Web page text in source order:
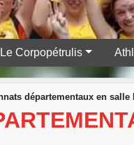
Le Corpopétrulis
départementaux en salle